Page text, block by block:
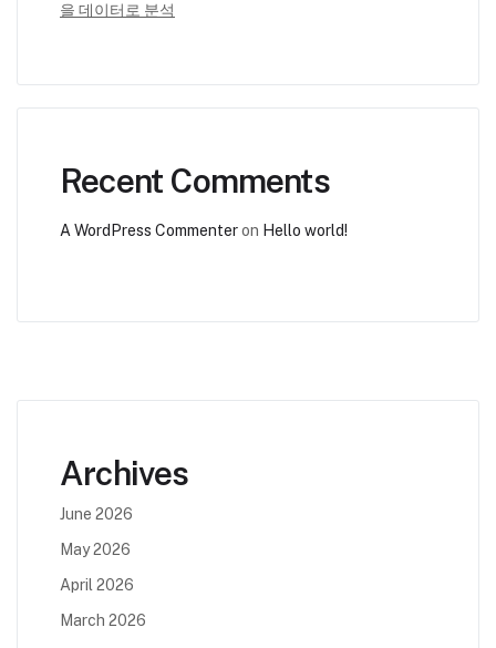
을 데이터로 분석
Recent Comments
A WordPress Commenteron Hello world!
Archives
June 2026
May 2026
April 2026
March 2026